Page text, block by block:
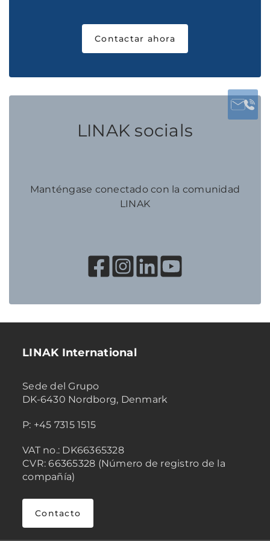
Contactar ahora
LINAK socials
Manténgase conectado con la comunidad
LINAK
LINAK International
Sede del Grupo
DK-6430 Nordborg, Denmark
P: +45 7315 1515
VAT no.: DK66365328
CVR: 66365328 (Número de registro de la
compañía)
Contacto